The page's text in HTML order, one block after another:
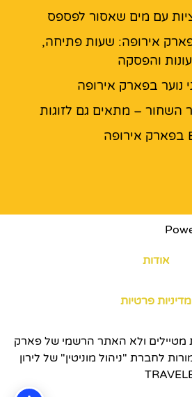
עם מים שאסור לפספס
אירופה: שעות פתיחה,
והפסקה
נוער בפארק אירופה
השחור – מתאים גם לזוגות
אודות
מדיניות פרטיות
מטיילים ולא האתר הרשמי של פארק
לחברת "ניהול מוניטין" של לירון